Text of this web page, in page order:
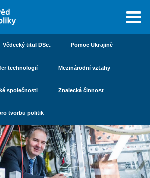
Vědecký titul DSc. Pomoc Ukrajině
technologií Mezinárodní vztahy
společnosti Znalecká činnost
tvorbu politik